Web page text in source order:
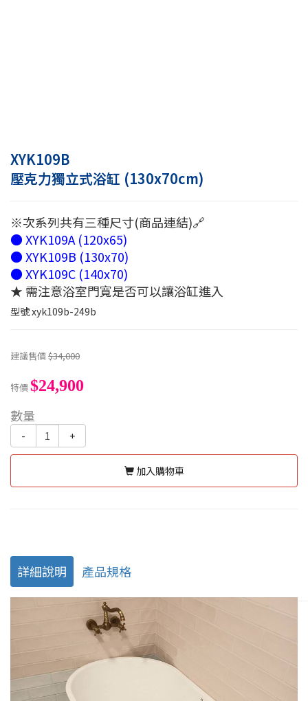
XYK109B
壓克力獨立式浴缸 (130x70cm)
※次系列共有三種尺寸(商品連結)🔗
● XYK109A (120x65)
● XYK109B (130x70)
● XYK109C (140x70)
★ 需注意浴室門寬是否可以讓浴缸進入
型號xyk109b-249b
建議售價$34,000
特價$24,900
數量
- +
加入購物車
詳細說明 產品規格